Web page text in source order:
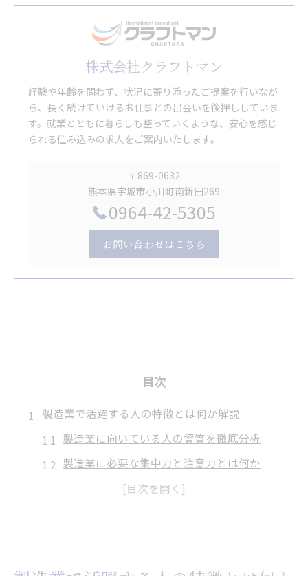
株式会社クラフトマン
経験や年齢を問わず、状況に寄り添ったご提案を行いなが
ら、長く続けていけるお仕事との出会いを後押ししていま
す。就業とともに暮らしも整っていくような、安心を感じ
られる住み込みの求人をご案内いたします。
〒869-0632
熊本県宇城市小川町南新田269
0964-42-5305
お問い合わせはこちら
目次
製造業で活躍する人の特徴とは何か解説
製造業に向いている人の資質を徹底分析
製造業に必要な集中力と注意力とは何か
製造業で求められる責任感と安定感の重要